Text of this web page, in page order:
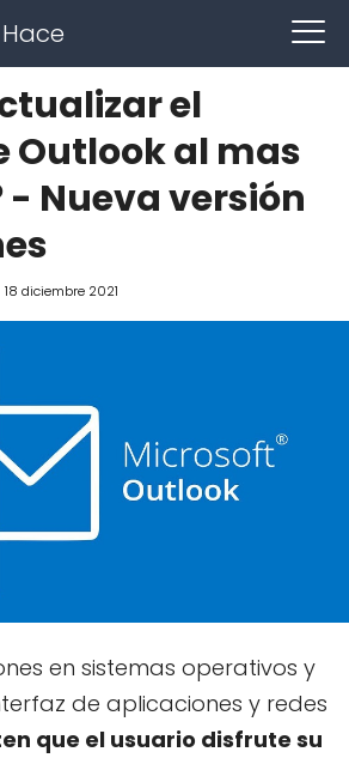
el
Outlook al mas
- Nueva versión
18 diciembre 2021
en sistemas operativos y
de aplicaciones y redes
que el usuario disfrute su